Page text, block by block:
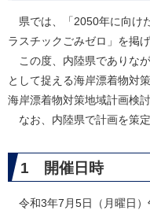
県では、「2050年に向け
ラスチックごみゼロ」を掲
この度、内陸県でありな
として捉える海岸漂着物対
海岸漂着物対策地域計画検
なお、内陸県で計画を策
1 開催日時
令和3年7月5日（月曜日）